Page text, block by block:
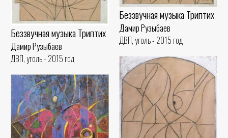
Беззвучная музыка Триптих
Дамир Рузыбаев
ДВП, уголь - 2015 год
Беззвучная музыка Триптих
Дамир Рузыбаев
ДВП, уголь - 2015 год